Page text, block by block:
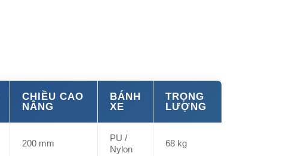
CHIỀU CAO
NÂNG
BÁNH
XE
TRỌNG
LƯỢNG
200 mm
PU /
Nylon
68 kg